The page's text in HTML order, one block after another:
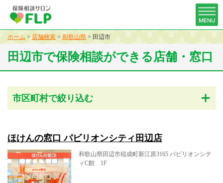
ホーム > 店舗検索 > 和歌山県 > 田辺市
田辺市で保険相談ができる店舗・窓口
市区町村で絞り込む
ほけんの窓口 パビリオンシティ田辺店
和歌山県田辺市稲成町新江原3165 パビリオンシテ
ィC館 1F